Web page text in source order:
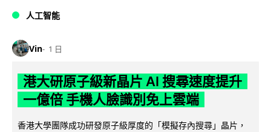
人工智能
Vin 1 日
港大研原子級新晶片 AI 搜尋速度提升
一億倍 手機人臉識別免上雲端
香港大學團隊成功研發原子級厚度的「模擬存內搜尋」晶片，